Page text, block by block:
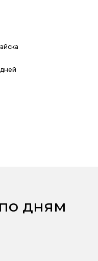
дней
дням